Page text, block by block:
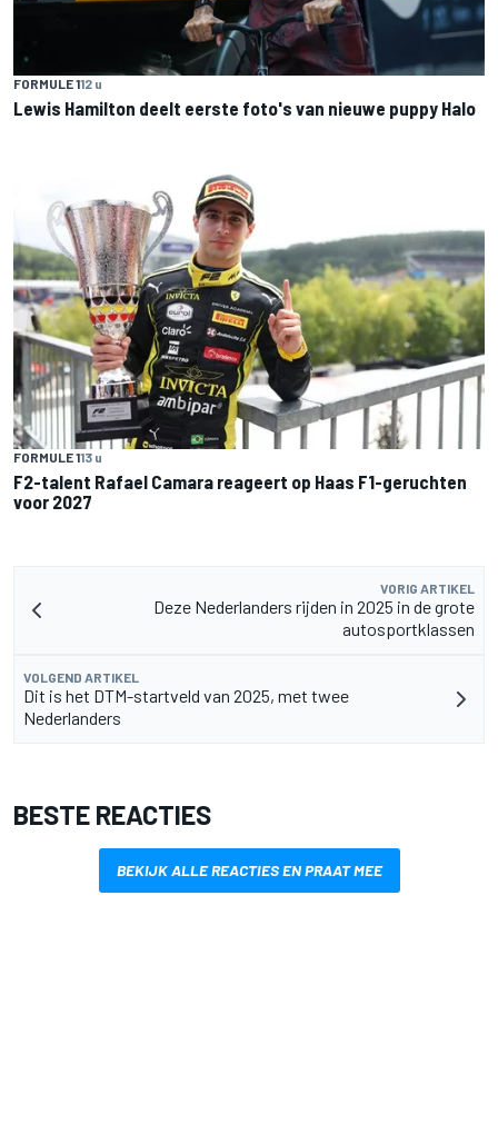
FORMULE 112 u
Lewis Hamilton deelt eerste foto's van nieuwe puppy Halo
FORMULE 113 u
F2-talent Rafael Camara reageert op Haas F1-geruchten
voor 2027
VORIG ARTIKEL
Deze Nederlanders rijden in 2025 in de grote
autosportklassen
VOLGEND ARTIKEL
Dit is het DTM-startveld van 2025, met twee
Nederlanders
BESTE REACTIES
BEKIJK ALLE REACTIES EN PRAAT MEE